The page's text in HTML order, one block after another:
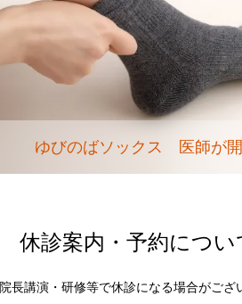
ゆびのばソックス 医師が
休診案内・予約につい
院長講演・研修等で休診になる場合がござ